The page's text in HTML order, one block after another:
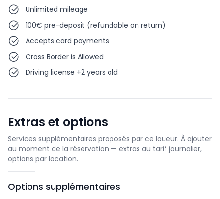
Unlimited mileage
100€ pre-deposit (refundable on return)
Accepts card payments
Cross Border is Allowed
Driving license +2 years old
Extras et options
Services supplémentaires proposés par ce loueur. À ajouter
au moment de la réservation — extras au tarif journalier,
options par location.
Options supplémentaires